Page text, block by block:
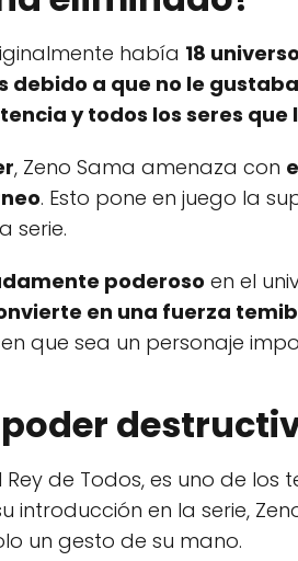
había 18
debido a que no le
y todos los seres
, Zeno Sama amenaza con
. Esto pone en juego la
serie.
poderoso en el
en una fuerza
que sea un personaje
Rey de Todos, es uno de
introducción en la serie,
un gesto de su mano.